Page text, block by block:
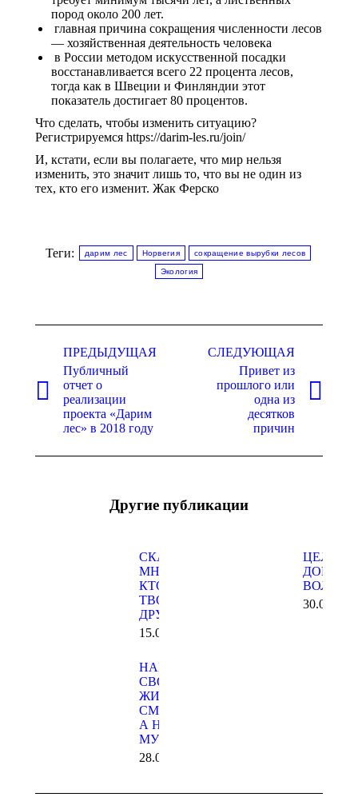
пород около 200 лет.
главная причина сокращения численности лесов
— хозяйственная деятельность человека
в России методом искусственной посадки
восстанавливается всего 22 процента лесов,
тогда как в Швеции и Финляндии этот
показатель достигает 80 процентов.
Что сделать, чтобы изменить ситуацию?
Регистрируемся https://darim-les.ru/join/
И, кстати, если вы полагаете, что мир нельзя
изменить, это значит лишь то, что вы не один из
тех, кто его изменит. Жак Ферско
Теги: дарим лес Норвегия сокращение вырубки лесов
Экология
записям
ПРЕДЫДУЩАЯ
Предыдущая
запись:
Публичный
отчет о
реализации
проекта «Дарим
лес» в 2018 году
СЛЕДУЮЩАЯ
Следующая
Привет из
прошлого или
одна из
десятков
причин
Другие публикации
СКАЖИ
МНЕ,
КТО
ТВОЙ
ДРУГ
15.05.2019
ЦЕЛЫЙ
ДОБРЫХ
НАПОЛНИ
СВОЮ
ЖИЗНЬ
СМЫСЛОМ,
А НЕ
МУСОРОМ
28.03.2019